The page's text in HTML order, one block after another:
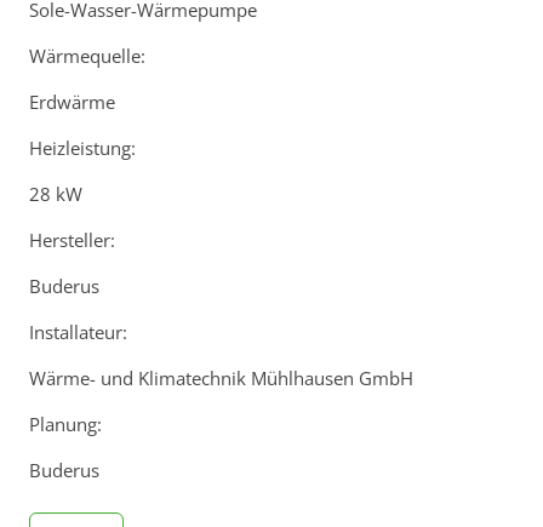
Sole-Wasser-Wärmepumpe
Wärmequelle:
Erdwärme
Heizleistung:
28 kW
Hersteller:
Buderus
Installateur:
Wärme- und Klimatechnik Mühlhausen GmbH
Planung:
Buderus